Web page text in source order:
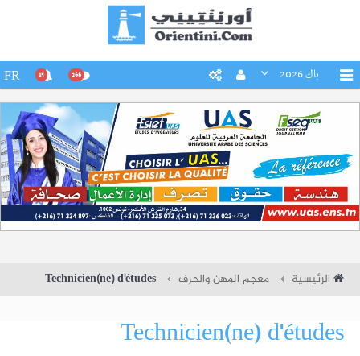
باك 2026 266
15
FR
الرئيسية معجم المهن والحرف Technicien(ne) d'études
Technicien(ne) d'études